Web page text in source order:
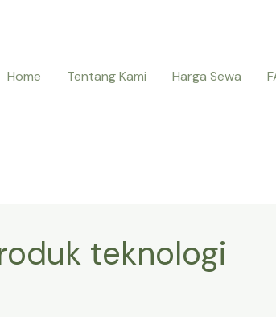
Home
Tentang Kami Harga Sewa
teknologi